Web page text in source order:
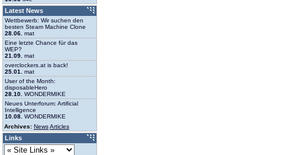
Latest News
Wettbewerb: Wir suchen den
besten Steam Machine Clone
28.06. mat
Eine letzte Chance für das
WEP?
21.09. mat
overclockers.at is back!
25.01.
mat
User of the Month:
disposableHero
28.10. WONDERMIKE
Neues Unterforum: Artificial
Intelligence
10.08. WONDERMIKE
Archives: NewsArticles
Links